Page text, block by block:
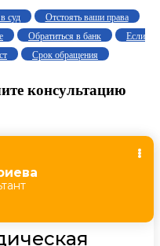
суд
Отстоять ваши права
Обратиться в банк
Если
Срок обращения
консультацию